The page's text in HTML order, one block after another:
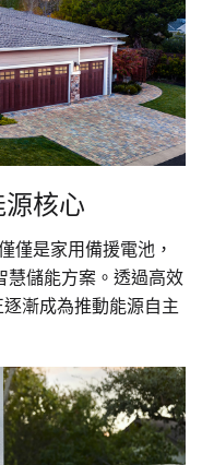
核心
僅是家用備援電池，
慧儲能方案。透過高效
漸成為推動能源自主